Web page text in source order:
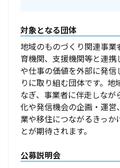
対象となる団体
地域のものづくり関連事
育機関、支援機関等と連
や仕事の価値を外部に発信
りに取り組む団体です。
なぎ、事業者に伴走しな
化や発信機会の企画・運
業や移住につながるきっか
とが期待されます。
公募説明会